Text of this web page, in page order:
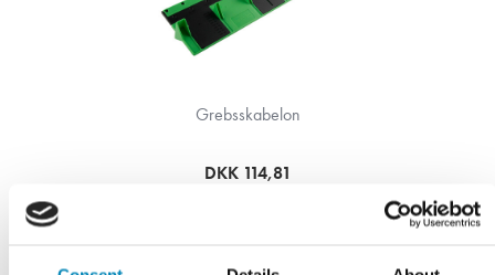
Grebsskabelon
DKK 114,81